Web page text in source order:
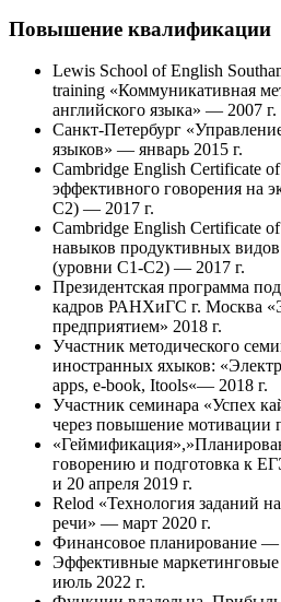
Повышение квалификации
Lewis School of English
training «Коммуникативная
английского языка» — 2007 г.
Санкт-Петербург
языков» — январь 2015 г.
Cambridge English Certificate
эффективного говорения на
С2) — 2017 г.
Cambridge English Certificate
навыков продуктивных видов
(уровни С1-С2) — 2017 г.
Президентская программа
кадров РАНХиГС г. Москва
предприятием» 2018 г.
Участник методического
иностранных яхыков:
apps, e-book, Itools«— 2018 г.
Участник семинара «Успех
через повышение мотивации
говорению и подготовка к
и 20 апреля 2019 г.
Relod «Технология заданий
речи» — март 2020 г.
Финансовое планирование —
Эффективные маркетинговые
июль 2022 г.